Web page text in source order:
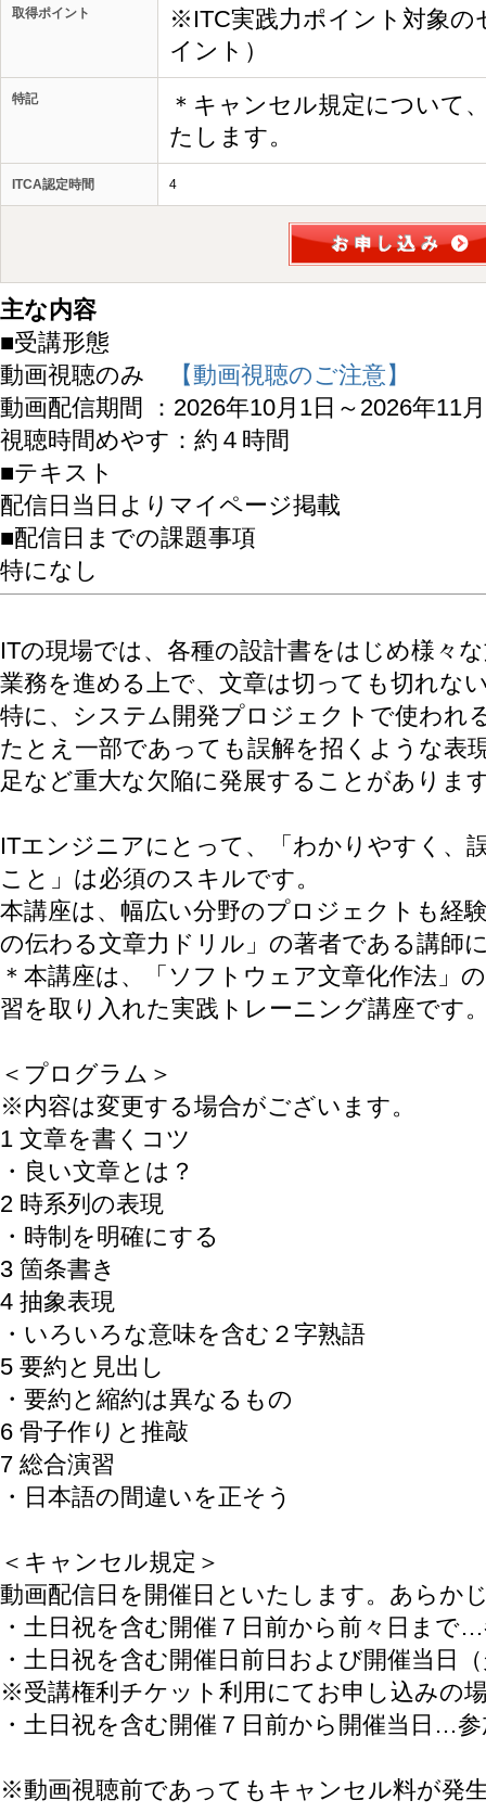
取得ポイント
※ITC実践力ポイント対象の
イント）
特記
＊キャンセル規定について
たします。
ITCA認定時間 4
主な内容
■受講形態
動画視聴のみ
【動画視聴のご注意】
動画配信期間 ：2026年10月1日～2026年11
視聴時間めやす：約４時間
■テキスト
配信日当日よりマイページ掲載
■配信日までの課題事項
特になし
ITの現場では、各種の設計書をはじめ様々
業務を進める上で、文章は切っても切れな
特に、システム開発プロジェクトで使われ
たとえ一部であっても誤解を招くような表
足など重大な欠陥に発展することがありま
ITエンジニアにとって、「わかりやすく、
こと」は必須のスキルです。
本講座は、幅広い分野のプロジェクトも経
の伝わる文章力ドリル」の著者である講師
＊本講座は、「ソフトウェア文章化作法」
習を取り入れた実践トレーニング講座です
＜プログラム＞
※内容は変更する場合がございます。
1 文章を書くコツ
・良い文章とは？
2 時系列の表現
・時制を明確にする
3 箇条書き
4 抽象表現
・いろいろな意味を含む２字熟語
5 要約と見出し
・要約と縮約は異なるもの
6 骨子作りと推敲
7 総合演習
・日本語の間違いを正そう
＜キャンセル規定＞
動画配信日を開催日といたします。あらか
・土日祝を含む開催７日前から前々日まで
・土日祝を含む開催日前日および開催当日
※受講権利チケット利用にてお申し込みの
・土日祝を含む開催７日前から開催当日…
※動画視聴前であってもキャンセル料が発